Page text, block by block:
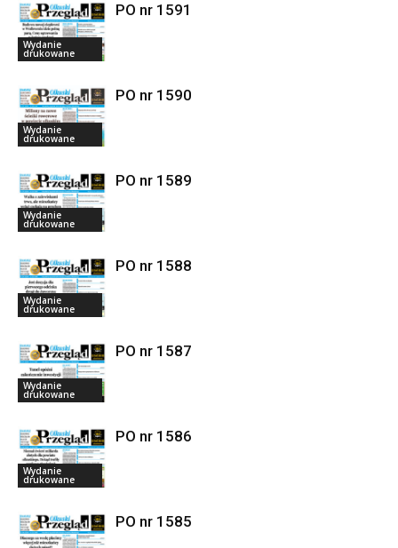
Wydanie
drukowane
PO nr 1591
Wydanie
drukowane
PO nr 1590
Wydanie
drukowane
PO nr 1589
Wydanie
drukowane
PO nr 1588
Wydanie
drukowane
PO nr 1587
Wydanie
drukowane
PO nr 1586
PO nr 1585